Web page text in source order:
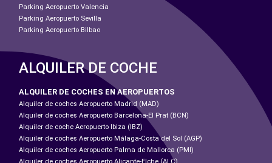
Parking Aeropuerto Valencia
Parking Aeropuerto Sevilla
Parking Aeropuerto Bilbao
ALQUILER DE COCHE
ALQUILER DE COCHES EN AEROPUERTOS
Alquiler de coches Aeropuerto Madrid (MAD)
Alquiler de coches Aeropuerto Barcelona-El Prat (BCN)
Alquiler de coche Aeropuerto Ibiza (IBZ)
Alquiler de coches Aeropuerto Málaga-Costa del Sol (AGP)
Alquiler de coches Aeropuerto Palma de Mallorca (PMI)
Alquiler de coches Aeropuerto Alicante-Elche (ALC)